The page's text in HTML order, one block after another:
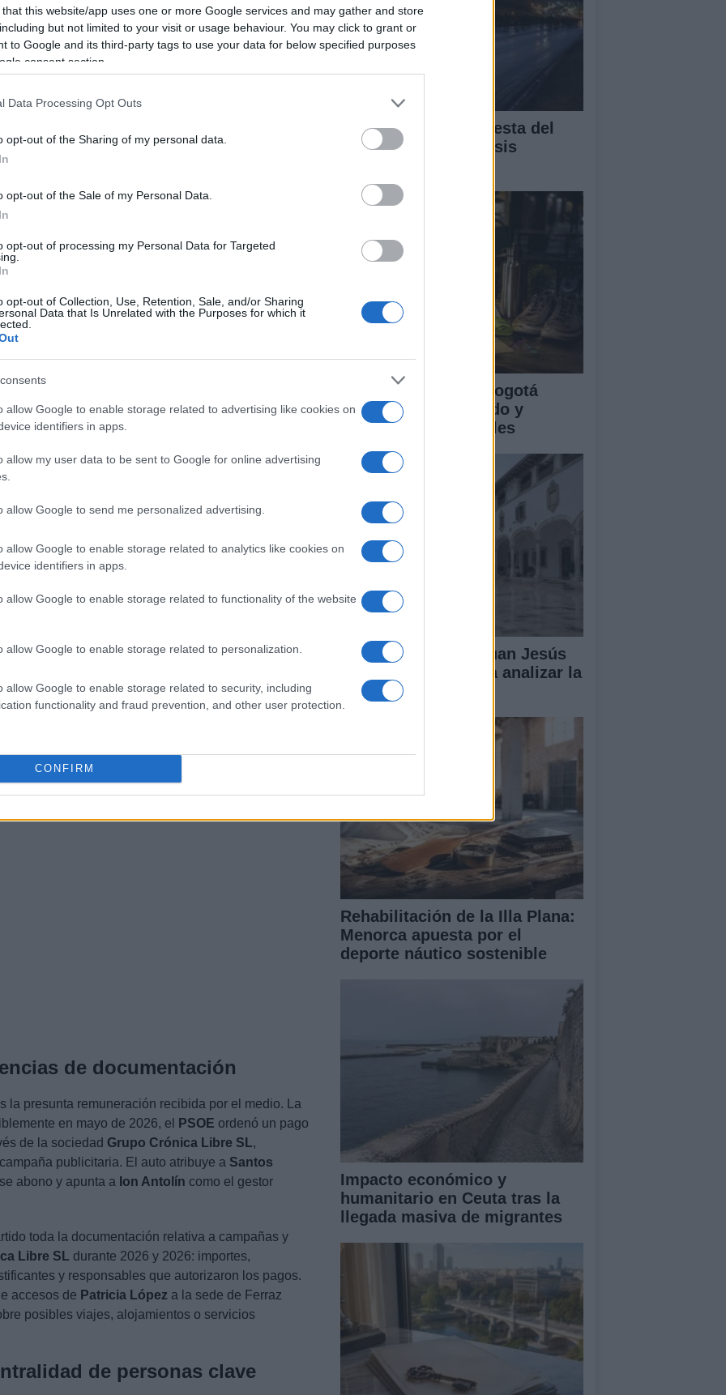
that this website/app uses one or more Google services and may gather and store
but not limited to your visit or usage behaviour. You may click to grant or
to Google and its third-party tags to use your data for below specified purposes
consent section.
Data Processing Opt Outs
opt-out of the Sharing of my personal data.
opt-out of the Sale of my Personal Data.
opt-out of processing my Personal Data for Targeted
opt-out of Collection, Use, Retention, Sale, and/or Sharing
Data that Is Unrelated with the Purposes for which it
allow Google to enable storage related to advertising like cookies on
identifiers in apps.
allow my user data to be sent to Google for online advertising
allow Google to send me personalized advertising.
allow Google to enable storage related to analytics like cookies on
identifiers in apps.
allow Google to enable storage related to functionality of the website
allow Google to enable storage related to personalization.
allow Google to enable storage related to security, including
functionality and fraud prevention, and other user protection.
CONFIRM
en 2026, la directora y fundadora del medio,
vinculadas al entorno del PSOE dispuestas a
López,Leire DíezySantos Cerdán, durante
colaboración para difundir las «investigaciones»
En el registro domiciliario de Díez se localizaron
explícita la «creación de un periódico» con la
que ha llevado a la Audiencia a explorar si el
comunicativo dentro de una estrategia mayor.
línea editorial
a la línea informativa mantenida por el digital.
señalaban supuestas irregularidades en laUCO , la
la Guardia Civil: áreas que, según el auto,
el PSOE. Uno de los artículos destacados,
directamente a la UCO de manipular
afirmaciones que ahora forman parte de la
de los materiales difundidos, entre ellos
El auto menciona que esos elementos
su circulación pública fue gestionada, en varios
de documentación
la presunta remuneración recibida por el medio. La
en mayo de 2026, el
PSOE ordenó un pago
de la sociedad Grupo Crónica Libre SL,
publicitaria. El auto atribuye a Santos
abono y apunta a Ion Antolín como el gestor
toda la documentación relativa a campañas y
Libre SL durante 2026 y 2026: importes,
y responsables que autorizaron los pagos.
accesos de Patricia López a la sede de Ferraz
posibles viajes, alojamientos o servicios
de personas clave
Análisis de la respuesta del
Gobierno ante la crisis
Ciclovía Nocturna Bogotá
2026: fecha, recorrido y
actividades especiales
Felipe VI recibe a Juan Jesús
Vivas en Palma para analizar la
situación en Ceuta
Rehabilitación de la Illa Plana:
Menorca apuesta por el
deporte náutico sostenible
Impacto económico y
humanitario en Ceuta tras la
llegada masiva de migrantes